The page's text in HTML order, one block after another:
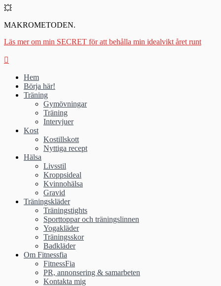
💥
MAKROMETODEN.
Läs mer om min SECRET för att behålla min idealvikt året runt
Hem
Börja här!
Träning
Gymövningar
Träning
Intervjuer
Kost
Kostillskott
Nyttiga recept
Hälsa
Livsstil
Kroppsideal
Kvinnohälsa
Gravid
Träningskläder
Träningstights
Sporttoppar och träningslinnen
Yogakläder
Träningsskor
Badkläder
Om Fitnessfia
FitnessFia
PR, annonsering & samarbeten
Kontakta mig